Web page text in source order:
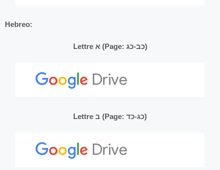
Hebreo:
Lettre א (Page: כב-כג)
Lettre ב (Page: כג-כד)